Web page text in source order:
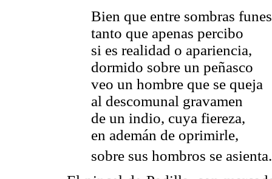
Bien que entre sombras
tanto que apenas percibo
si es realidad o apariencia,
dormido sobre un peñasco
veo un hombre que se queja
al descomunal gravamen
de un indio, cuya fiereza,
en ademán de oprimirle,
sobre sus hombros se asienta.